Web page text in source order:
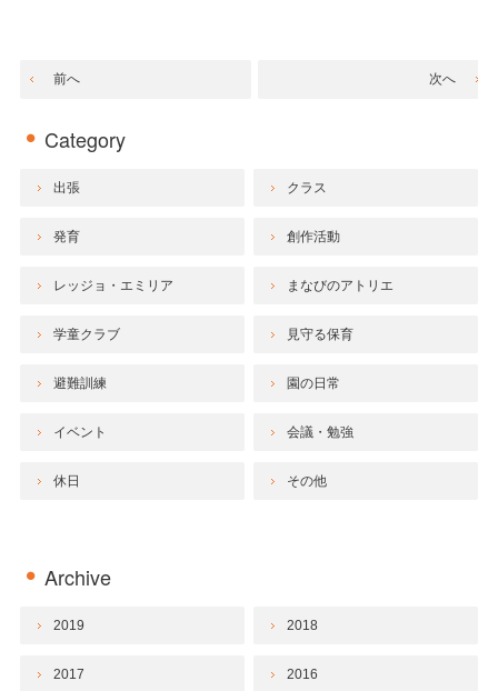
前へ 次へ
Category
出張 クラス
発育 創作活動
レッジョ・エミリア まなびのアトリエ
学童クラブ 見守る保育
避難訓練 園の日常
イベント 会議・勉強
休日 その他
Archive
2019 2018
2017 2016